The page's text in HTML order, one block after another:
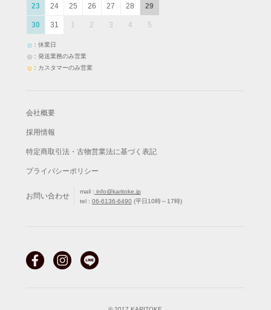
23 24 25 26 27 28 29
30 31 1 2 3 4 5
：休業日
：発送業務のみ営業
：カスタマーのみ営業
会社概要
採用情報
特定商取引法・古物営業法に基づく表記
プライバシーポリシー
お問い合わせ
mail : info@karitoke.jp
tel : 06-6136-6490 (平日10時～17時)